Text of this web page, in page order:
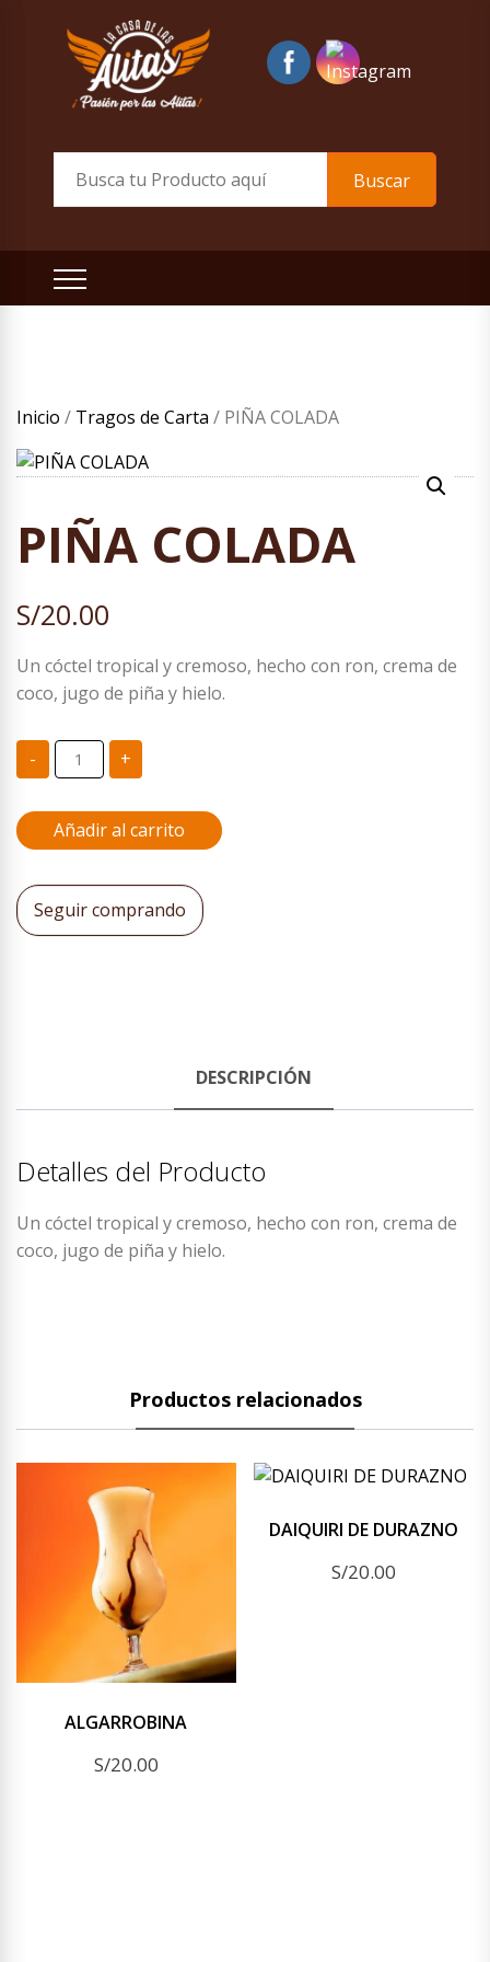
Buscar
Inicio / Tragos de Carta / PIÑA COLADA
PIÑA COLADA
S/20.00
Un cóctel tropical y cremoso, hecho con ron, crema de
coco, jugo de piña y hielo.
- PIÑA
COLADA
cantidad
+
Añadir al carrito
Seguir comprando
DESCRIPCIÓN
Detalles del Producto
Un cóctel tropical y cremoso, hecho con ron, crema de
coco, jugo de piña y hielo.
Productos relacionados
ALGARROBINA
S/20.00
DAIQUIRI DE DURAZNO
S/20.00